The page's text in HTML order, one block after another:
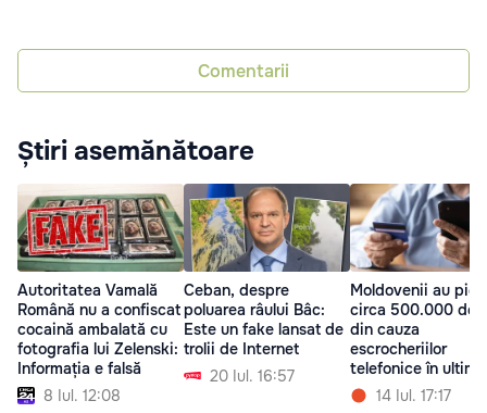
Comentarii
Știri asemănătoare
Autoritatea Vamală
Română nu a confiscat
cocaină ambalată cu
fotografia lui Zelenski:
Informația e falsă
8 Iul. 12:08
Ceban, despre
poluarea râului Bâc:
Este un fake lansat de
trolii de Internet
20 Iul. 16:57
Moldovenii au
circa 500.000 de
din cauza
escrocheriilor
telefonice în
24 de ore
14 Iul. 17:17